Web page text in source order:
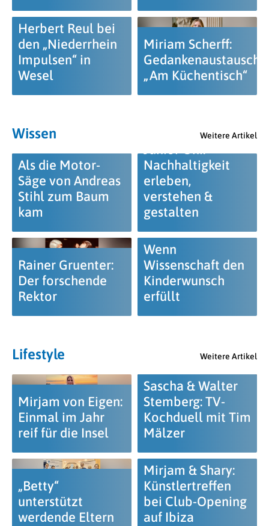
Herbert Reul bei
den „Niederrhein
Impulsen“ in
Wesel
Miriam Scherff:
Gedankenaustausch
„Am Küchentisch“
Wissen Weitere Artikel
Als die Motor-
Säge von Andreas
Stihl zum Baum
kam
Nachhaltigkeit
erleben,
verstehen &
gestalten
Rainer Gruenter:
Der forschende
Rektor
Wenn
Wissenschaft den
Kinderwunsch
erfüllt
Lifestyle Weitere Artikel
Mirjam von Eigen:
Einmal im Jahr
reif für die Insel
Sascha & Walter
Stemberg: TV-
Kochduell mit Tim
Mälzer
„Betty“
unterstützt
werdende Eltern
Mirjam & Shary:
Künstlertreffen
bei Club-Opening
auf Ibiza